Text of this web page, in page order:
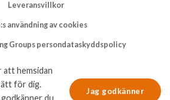
Leveransvillkor
användning av cookies
Groups persondataskyddspolicy
att hemsidan
för dig.
du
Jag godkänner